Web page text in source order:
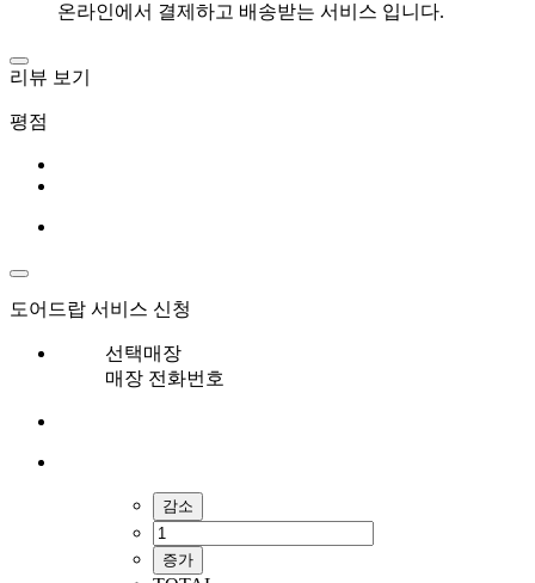
온라인에서 결제하고 배송받는 서비스 입니다.
리뷰 보기
평점
도어드랍 서비스 신청
선택매장
매장 전화번호
감소
증가